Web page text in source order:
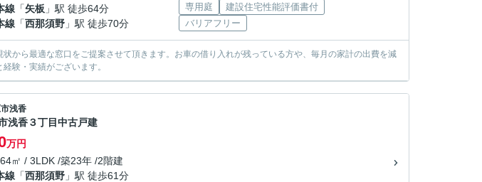
線 「矢板 」駅 徒歩64分
線 「西那須野 」駅 徒歩70分
専用庭
建設住宅性能評価書付
バリアフリー
から最適な窓口をご提案させて頂きます。お車の借り入れが残っている方や、毎月の家計の出費を減
験・実績がございます。
浅香
浅香３丁目中古戸建
万円
㎡ / 3LDK /築23年 /2階建
線 「西那須野 」駅 徒歩61分